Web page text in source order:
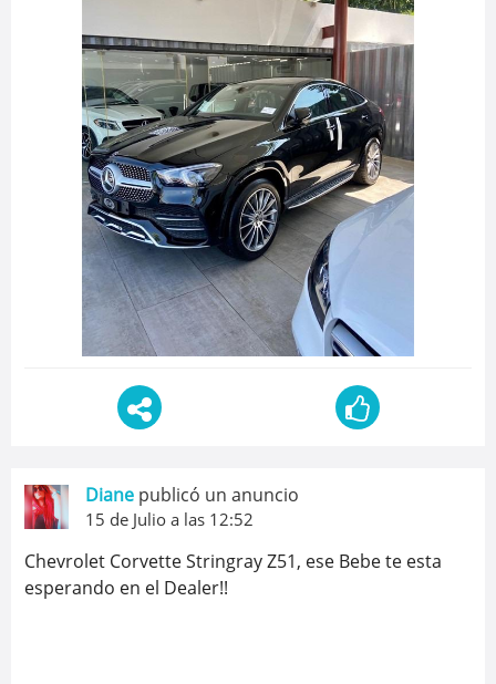
Diane publicó un anuncio
15 de Julio a las 12:52
Chevrolet Corvette Stringray Z51, ese Bebe te esta
esperando en el Dealer!!